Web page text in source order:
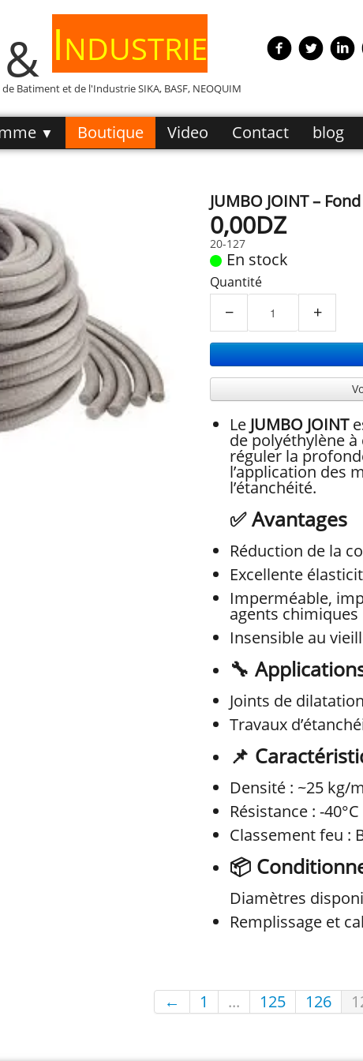
Industrie
Batiment et de l'Industrie SIKA, BASF, NEOQUIM
▼ Boutique Video Contact blog
JUMBO JOINT –
0,00DZ
20-127
En stock
Quantité
− +
Le JUMBO JOINT
de polyéthylène
réguler la
l’application des
l’étanchéité.
✅Avantages
Réduction de la
Excellente
Imperméable,
agents chimiques
Insensible au
🔧
Joints de
Travaux
📌
Densité : ~25 kg/
Résistance : -
Classement feu :
📦
Diamètres
Remplissage et
← 1 ... 125 126